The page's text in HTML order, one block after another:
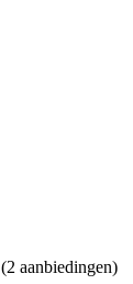
(2 aanbiedingen)